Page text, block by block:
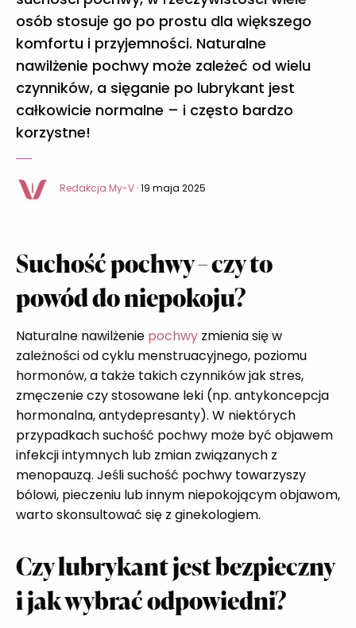
osób stosuje go po prostu dla większego
komfortu i przyjemności. Naturalne
nawilżenie pochwy może zależeć od wielu
czynników, a sięganie po lubrykant jest
całkowicie normalne – i często bardzo
korzystne!
Redakcja My-V · 19 maja 2025
Suchość pochwy – czy to
powód do niepokoju?
Naturalne nawilżenie pochwy zmienia się w
zależności od cyklu menstruacyjnego, poziomu
hormonów, a także takich czynników jak stres,
zmęczenie czy stosowane leki (np. antykoncepcja
hormonalna, antydepresanty). W niektórych
przypadkach suchość pochwy może być objawem
infekcji intymnych lub zmian związanych z
menopauzą. Jeśli suchość pochwy towarzyszy
bólowi, pieczeniu lub innym niepokojącym objawom,
warto skonsultować się z ginekologiem.
Czy lubrykant jest bezpieczny
i jak wybrać odpowiedni?